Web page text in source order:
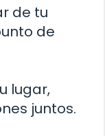
de tu
de
lugar,
juntos.